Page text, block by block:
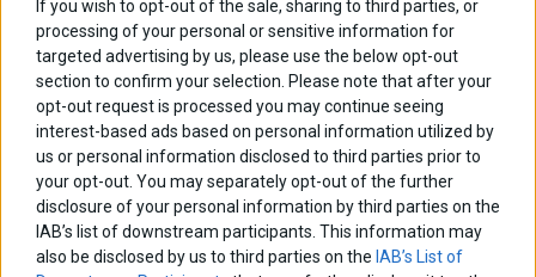
If you wish to opt-out of the sale, sharing to third parties, or
processing of your personal or sensitive information for
targeted advertising by us, please use the below opt-out
section to confirm your selection. Please note that after your
opt-out request is processed you may continue seeing
interest-based ads based on personal information utilized by
us or personal information disclosed to third parties prior to
your opt-out. You may separately opt-out of the further
disclosure of your personal information by third parties on the
IAB’s list of downstream participants. This information may
also be disclosed by us to third parties on the IAB’s List of
ΑΡΘΡΟΓΡΑΦΟΙ
Ελευθερία Κούρταλη
Οι «τιμωροί» των ομολόγων επέστρεψαν